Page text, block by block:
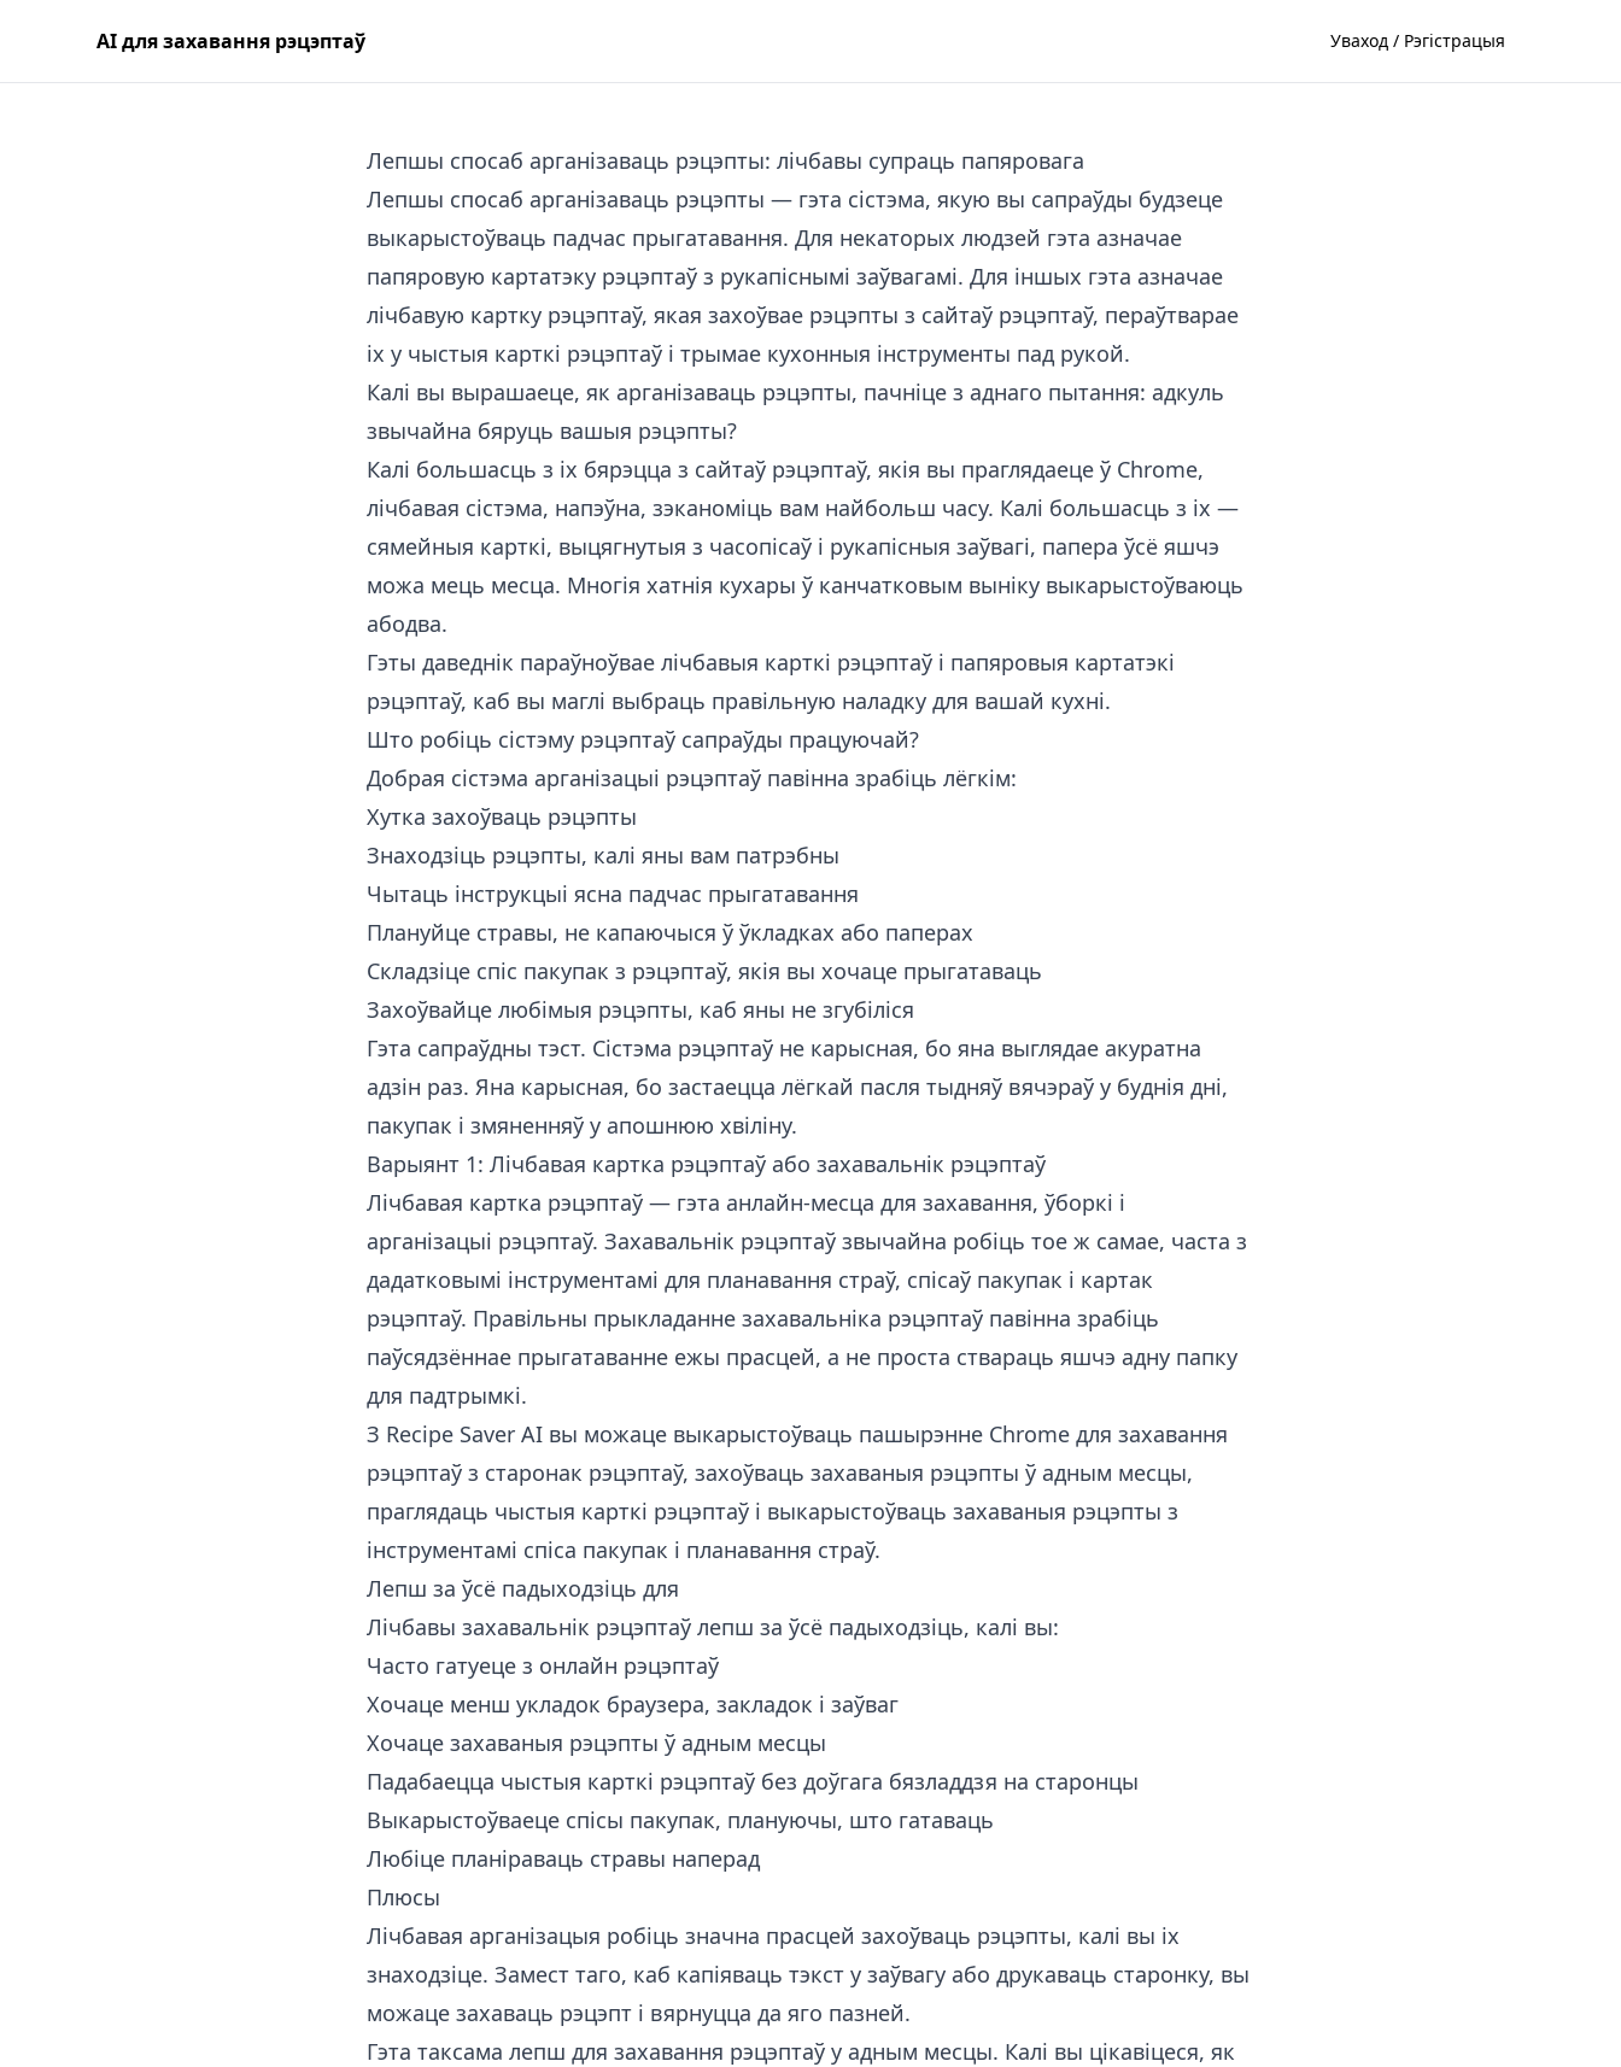
AI для захавання рэцэптаў Уваход / Рэгістрацыя
Лепшы спосаб арганізаваць рэцэпты: лічбавы супраць папяровага
Лепшы спосаб арганізаваць рэцэпты — гэта сістэма, якую вы сапраўды будзеце
выкарыстоўваць падчас прыгатавання. Для некаторых людзей гэта азначае
папяровую картатэку рэцэптаў з рукапіснымі заўвагамі. Для іншых гэта азначае
лічбавую картку рэцэптаў, якая захоўвае рэцэпты з сайтаў рэцэптаў, пераўтварае
іх у чыстыя карткі рэцэптаў і трымае кухонныя інструменты пад рукой.
Калі вы вырашаеце, як арганізаваць рэцэпты, пачніце з аднаго пытання: адкуль
звычайна бяруць вашыя рэцэпты?
Калі большасць з іх бярэцца з сайтаў рэцэптаў, якія вы праглядаеце ў Chrome,
лічбавая сістэма, напэўна, зэканоміць вам найбольш часу. Калі большасць з іх —
сямейныя карткі, выцягнутыя з часопісаў і рукапісныя заўвагі, папера ўсё яшчэ
можа мець месца. Многія хатнія кухары ў канчатковым выніку выкарыстоўваюць
абодва.
Гэты даведнік параўноўвае лічбавыя карткі рэцэптаў і папяровыя картатэкі
рэцэптаў, каб вы маглі выбраць правільную наладку для вашай кухні.
Што робіць сістэму рэцэптаў сапраўды працуючай?
Добрая сістэма арганізацыі рэцэптаў павінна зрабіць лёгкім:
Хутка захоўваць рэцэпты
Знаходзіць рэцэпты, калі яны вам патрэбны
Чытаць інструкцыі ясна падчас прыгатавання
Плануйце стравы, не капаючыся ў ўкладках або паперах
Складзіце спіс пакупак з рэцэптаў, якія вы хочаце прыгатаваць
Захоўвайце любімыя рэцэпты, каб яны не згубіліся
Гэта сапраўдны тэст. Сістэма рэцэптаў не карысная, бо яна выглядае акуратна
адзін раз. Яна карысная, бо застаецца лёгкай пасля тыдняў вячэраў у буднія дні,
пакупак і змяненняў у апошнюю хвіліну.
Варыянт 1: Лічбавая картка рэцэптаў або захавальнік рэцэптаў
Лічбавая картка рэцэптаў — гэта анлайн-месца для захавання, ўборкі і
арганізацыі рэцэптаў. Захавальнік рэцэптаў звычайна робіць тое ж самае, часта з
дадатковымі інструментамі для планавання страў, спісаў пакупак і картак
рэцэптаў. Правільны прыкладанне захавальніка рэцэптаў павінна зрабіць
паўсядзённае прыгатаванне ежы прасцей, а не проста ствараць яшчэ адну папку
для падтрымкі.
З Recipe Saver AI вы можаце выкарыстоўваць пашырэнне Chrome для захавання
рэцэптаў з старонак рэцэптаў, захоўваць захаваныя рэцэпты ў адным месцы,
праглядаць чыстыя карткі рэцэптаў і выкарыстоўваць захаваныя рэцэпты з
інструментамі спіса пакупак і планавання страў.
Лепш за ўсё падыходзіць для
Лічбавы захавальнік рэцэптаў лепш за ўсё падыходзіць, калі вы:
Часто гатуеце з онлайн рэцэптаў
Хочаце менш укладок браузера, закладок і заўваг
Хочаце захаваныя рэцэпты ў адным месцы
Падабаецца чыстыя карткі рэцэптаў без доўгага бязладдзя на старонцы
Выкарыстоўваеце спісы пакупак, плануючы, што гатаваць
Любіце планіраваць стравы наперад
Плюсы
Лічбавая арганізацыя робіць значна прасцей захоўваць рэцэпты, калі вы іх
знаходзіце. Замест таго, каб капіяваць тэкст у заўвагу або друкаваць старонку, вы
можаце захаваць рэцэпт і вярнуцца да яго пазней.
Гэта таксама лепш для захавання рэцэптаў у адным месцы. Калі вы цікавіцеся, як